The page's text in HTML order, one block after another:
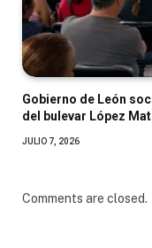
Gobierno de León
del bulevar López
JULIO 7, 2026
Comments are closed.